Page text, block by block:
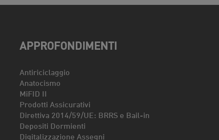
APPROFONDIMENTI
Antiriciclaggio
Anatocismo
MiFID II
Prodotti Assicurativi
Direttiva 2014/59/UE: BRRS e Bail-in
Depositi Dormienti
Digitalizzazione Assegni